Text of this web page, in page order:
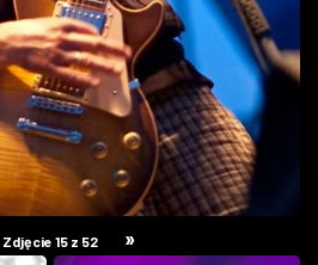
Zdjęcie 15 z 52 »